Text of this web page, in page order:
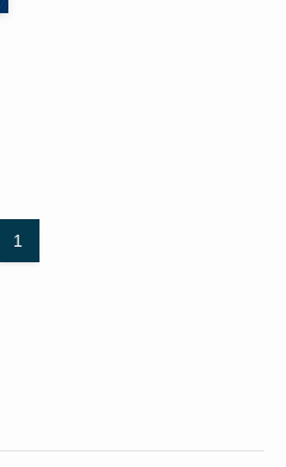
1